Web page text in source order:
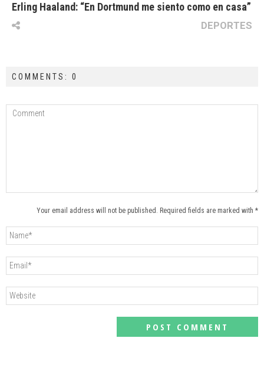
Erling Haaland: “En Dortmund me siento como en casa”
DEPORTES
COMMENTS: 0
Your email address will not be published. Required fields are marked with *